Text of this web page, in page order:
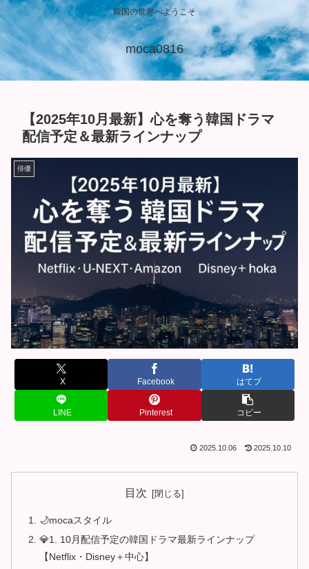
韓国の世界へようこそ
moca0816
【2025年10月最新】心を奪う韓国ドラマ
配信予定＆最新ラインナップ
俳優
X Facebook はてブ
LINE Pinterest コピー
2025.10.06 2025.10.10
目次
🌙mocaスタイル
💎1. 10月配信予定の韓国ドラマ最新ラインナップ
【Netflix・Disney＋中心】